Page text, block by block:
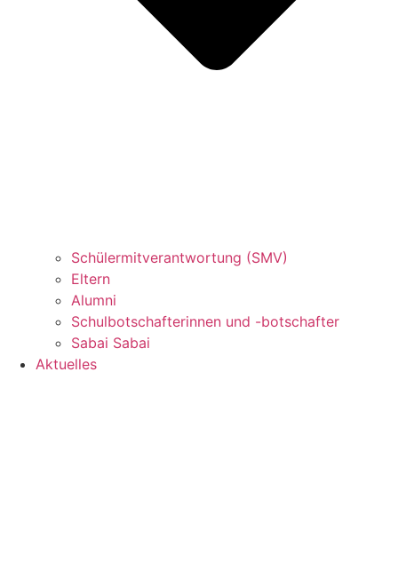
Schülermitverantwortung (SMV)
Eltern
Alumni
Schulbotschafterinnen und -botschafter
Sabai Sabai
Aktuelles